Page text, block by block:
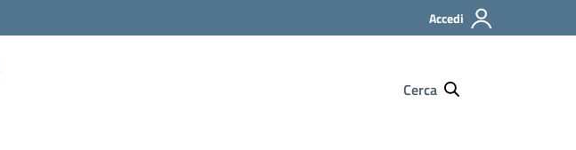
Accedi
Cerca